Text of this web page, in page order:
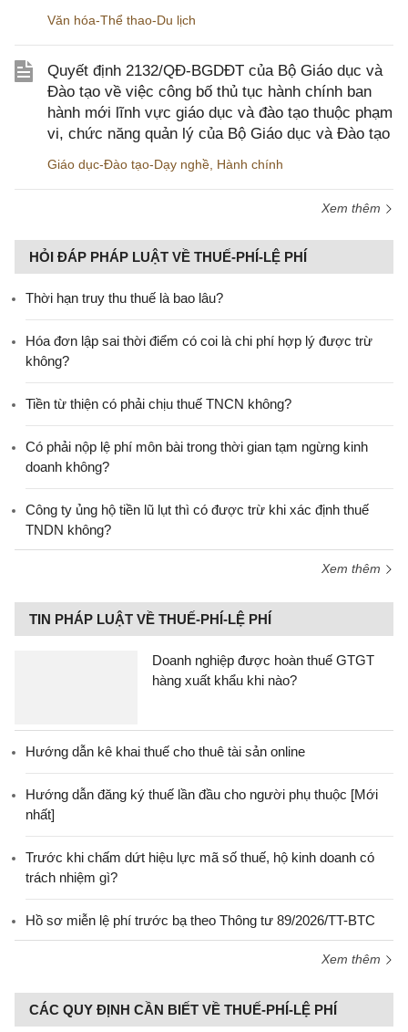
Văn hóa-Thể thao-Du lịch
Quyết định 2132/QĐ-BGDĐT của Bộ Giáo dục và
Đào tạo về việc công bố thủ tục hành chính ban
hành mới lĩnh vực giáo dục và đào tạo thuộc phạm
vi, chức năng quản lý của Bộ Giáo dục và Đào tạo
Giáo dục-Đào tạo-Dạy nghề Hành chính
Xem thêm
HỎI ĐÁP PHÁP LUẬT VỀ THUẾ-PHÍ-LỆ PHÍ
Thời hạn truy thu thuế là bao lâu?
Hóa đơn lập sai thời điểm có coi là chi phí hợp lý được trừ
không?
Tiền từ thiện có phải chịu thuế TNCN không?
Có phải nộp lệ phí môn bài trong thời gian tạm ngừng kinh
doanh không?
Công ty ủng hộ tiền lũ lụt thì có được trừ khi xác định thuế
TNDN không?
Xem thêm
TIN PHÁP LUẬT VỀ THUẾ-PHÍ-LỆ PHÍ
Doanh nghiệp được hoàn thuế GTGT
hàng xuất khẩu khi nào?
Hướng dẫn kê khai thuế cho thuê tài sản online
Hướng dẫn đăng ký thuế lần đầu cho người phụ thuộc [Mới
nhất]
Trước khi chấm dứt hiệu lực mã số thuế, hộ kinh doanh có
trách nhiệm gì?
Hồ sơ miễn lệ phí trước bạ theo Thông tư 89/2026/TT-BTC
Xem thêm
CÁC QUY ĐỊNH CẦN BIẾT VỀ THUẾ-PHÍ-LỆ PHÍ